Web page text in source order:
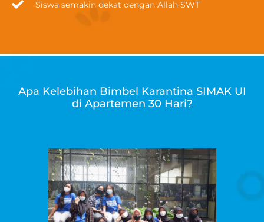
Siswa semakin dekat dengan Allah SWT
Apa Kelebihan Bimbel Karantina SIMAK UI
di Apartemen 30 Hari?